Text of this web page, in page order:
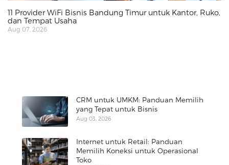
11 Provider WiFi Bisnis Bandung Timur untuk Kantor, Ruko,
dan Tempat Usaha
Aug 07, 2026
CRM untuk UMKM: Panduan Memilih
yang Tepat untuk Bisnis
Aug 03, 2026
Internet untuk Retail: Panduan
Memilih Koneksi untuk Operasional
Toko